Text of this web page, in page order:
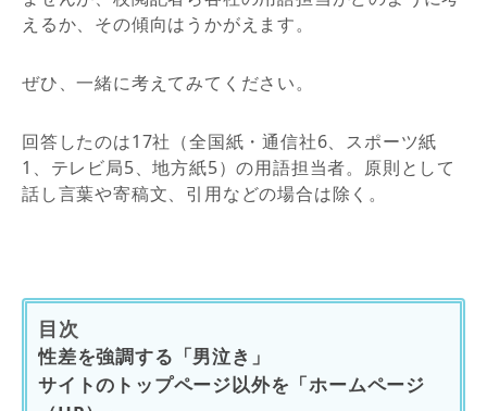
えるか、その傾向はうかがえます。
ぜひ、一緒に考えてみてください。
回答したのは17社（全国紙・通信社6、スポーツ紙
1、テレビ局5、地方紙5）の用語担当者。原則として
話し言葉や寄稿文、引用などの場合は除く。
目次
性差を強調する「男泣き」
サイトのトップページ以外を「ホームページ